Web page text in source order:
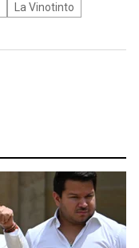
La Vinotinto